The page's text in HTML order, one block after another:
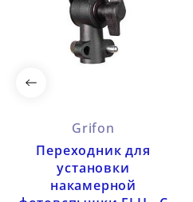
Grifon
Переходник для
установки
накамерной